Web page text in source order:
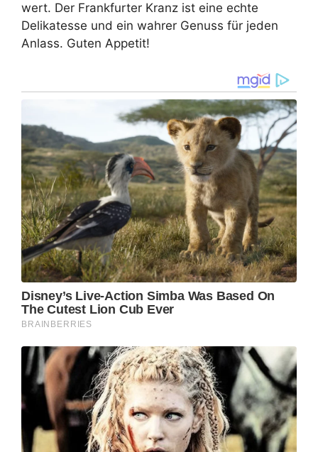
wert. Der Frankfurter Kranz ist eine echte
Delikatesse und ein wahrer Genuss für jeden
Anlass. Guten Appetit!